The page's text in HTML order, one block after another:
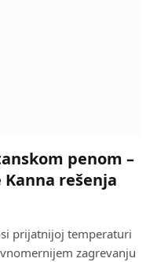
penom –
rešenja
prijatnijoj temperaturi
zagrevanju